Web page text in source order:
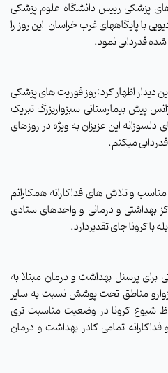
پزشکی رییس دانشگاه علوم پزشکی
با پایگاههای غرب خراسان این روز را
قدردانی نمود.
دیدار اظهار کرد:روز فوریت های پزشکی
پیش بیمارستانی سبزواربزرگ تبریک
این عزیزان به ویژه در روزهای
میکنم.
و تلاش های فداکارانه همکارانم
بهداشتی و درمانی و واحدهای ستادی
با کرونا جای تقدیردارد.
پرسنل بهداشت و درمان مبتلا به
مناطق تحت پوشش نسبت به سایر
شیوع کرونا در وضعیت مناسبت تری
تمامی کادر بهداشت و درمان